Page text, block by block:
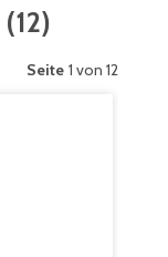
(12)
Seite 1 von 12